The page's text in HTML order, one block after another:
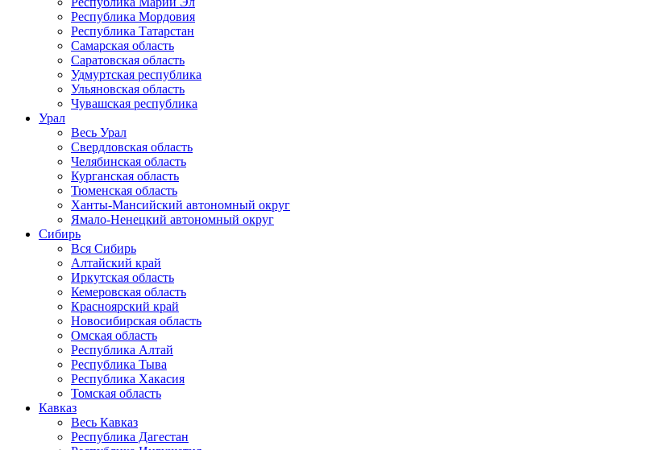
Республика Мордовия
Республика Татарстан
Самарская область
Саратовская область
Удмуртская республика
Ульяновская область
Чувашская республика
Урал
Весь Урал
Свердловская область
Челябинская область
Курганская область
Тюменская область
Ханты-Мансийский автономный округ
Ямало-Ненецкий автономный округ
Сибирь
Вся Сибирь
Алтайский край
Иркутская область
Кемеровская область
Красноярский край
Новосибирская область
Омская область
Республика Алтай
Республика Тыва
Республика Хакасия
Томская область
Кавказ
Весь Кавказ
Республика Дагестан